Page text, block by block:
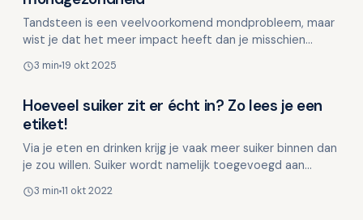
Tandsteen is een veelvoorkomend mondprobleem, maar
wist je dat het meer impact heeft dan je misschien
over ta…
3 min 19 okt 2025
Voeding en mondgezondheid
Hoeveel suiker zit er écht in? Zo lees je een
etiket!
Via je eten en drinken krijg je vaak meer suiker binnen dan
je zou willen. Suiker wordt namelijk toegevoegd aan
3 min 11 okt 2022